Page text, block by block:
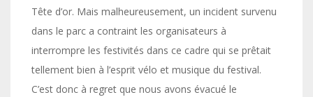
Tête d’or. Mais malheureusement, un incident survenu
dans le parc a contraint les organisateurs à
interrompre les festivités dans ce cadre qui se prêtait
tellement bien à l’esprit vélo et musique du festival.
C’est donc à regret que nous avons évacué le